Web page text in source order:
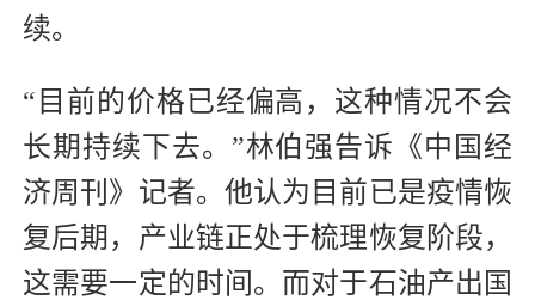
续。
“目前的价格已经偏高，这种情况不会
长期持续下去。”林伯强告诉《中国经
济周刊》记者。他认为目前已是疫情恢
复后期，产业链正处于梳理恢复阶段，
这需要一定的时间。而对于石油产出国